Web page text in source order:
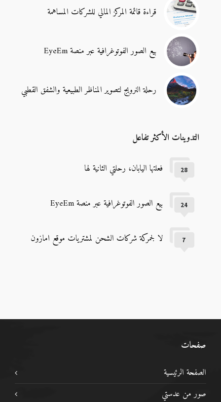
قراءة قائمة المركز المالي للشركات المساهمة
بيع الصور الفوتوغرافية عبر منصة EyeEm
رحلة النرويج لتصوير المناظر الطبيعية والشفق القطبي
التدوينات الأكثر تفاعل
فعلتها اليابان، رحلتي الثانية لها 28
بيع الصور الفوتوغرافية عبر منصة EyeEm 24
لا لجمركة شركات الشحن لمشتريات موقع امازون 7
صفحات
الصفحة الرئيسية
صور من عدستي